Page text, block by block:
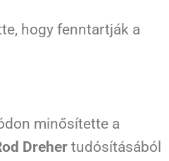
hogy fenntartják a
minősítette a
Dreher tudósításából